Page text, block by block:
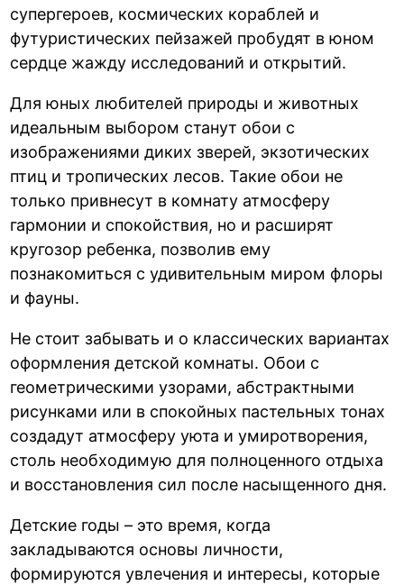
супергероев, космических кораблей и
футуристических пейзажей пробудят в юном
сердце жажду исследований и открытий.
Для юных любителей природы и животных
идеальным выбором станут обои с
изображениями диких зверей, экзотических
птиц и тропических лесов. Такие обои не
только привнесут в комнату атмосферу
гармонии и спокойствия, но и расширят
кругозор ребенка, позволив ему
познакомиться с удивительным миром флоры
и фауны.
Не стоит забывать и о классических вариантах
оформления детской комнаты. Обои с
геометрическими узорами, абстрактными
рисунками или в спокойных пастельных тонах
создадут атмосферу уюта и умиротворения,
столь необходимую для полноценного отдыха
и восстановления сил после насыщенного дня.
Детские годы – это время, когда
закладываются основы личности,
формируются увлечения и интересы, которые